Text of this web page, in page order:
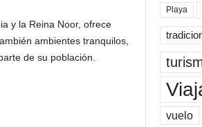
y la Reina Noor, ofrece
ambientes tranquilos,
de su población.
Playa
vuelo